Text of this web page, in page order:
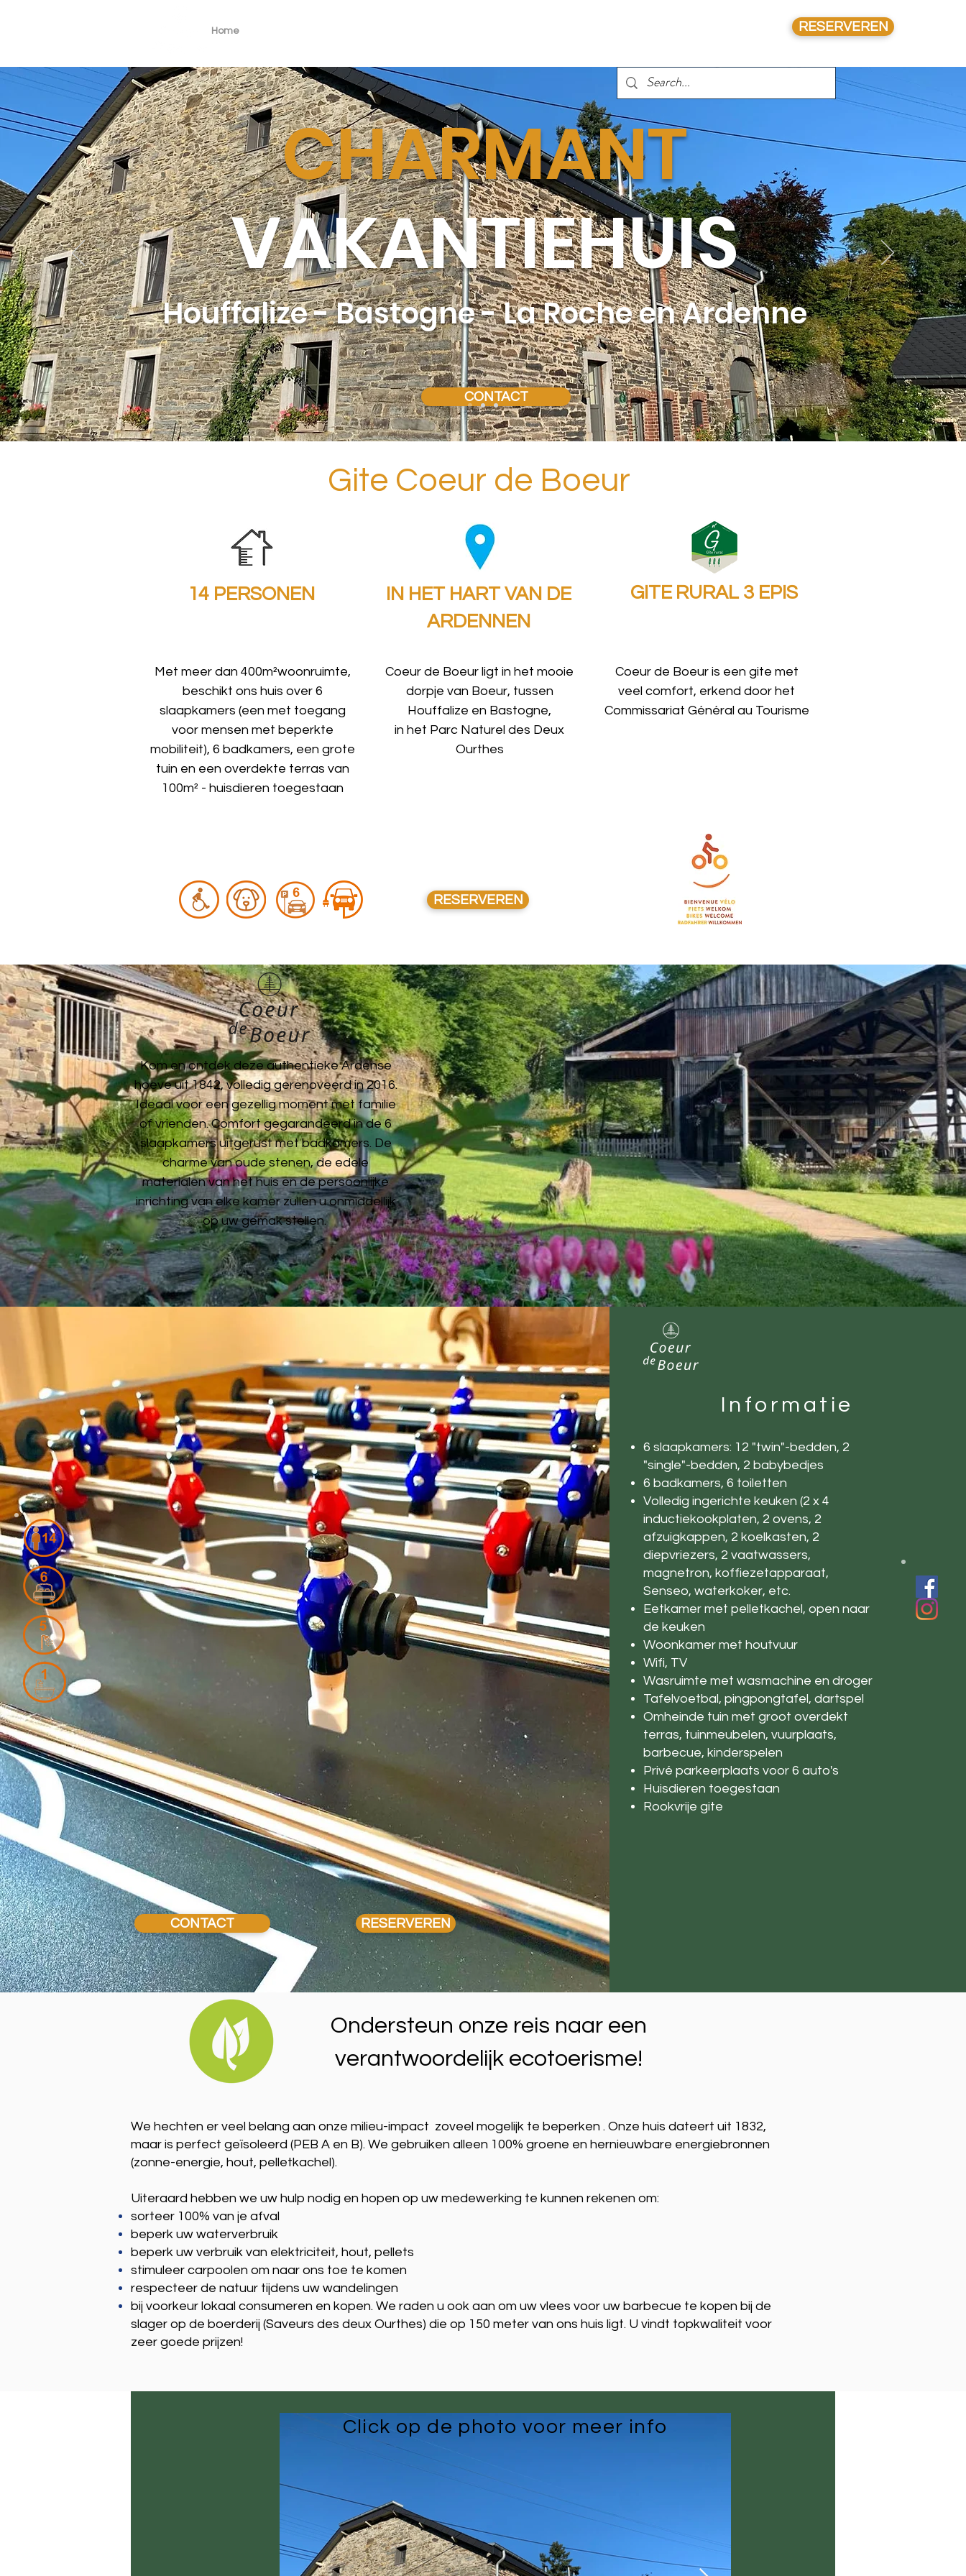
Home RESERVEREN
CHARMANT
VAKANTIEHUIS
Houffalize - Bastogne - La Roche en Ardenne
CONTACT
Gite Coeur de Boeur
14 PERSONEN
Met meer dan 400m²woonruimte,
beschikt ons huis over 6
slaapkamers (een met toegang
voor mensen met beperkte
mobiliteit), 6 badkamers, een grote
tuin en een overdekte terras van
100m² - huisdieren toegestaan
IN HET HART VAN DE
ARDENNEN
Coeur de Boeur ligt in het mooie
dorpje van Boeur, tussen
Houffalize en Bastogne,
in het Parc Naturel des Deux
Ourthes
RESERVEREN
GITE RURAL 3 EPIS
Coeur de Boeur is een gite met
veel comfort, erkend door het
Commissariat Général au Tourisme
Kom en ontdek deze authentieke Ardense
hoeve uit 1842, volledig gerenoveerd in 2016.
Ideaal voor een gezellig moment met familie
of vrienden. Comfort gegarandeerd in de 6
slaapkamers uitgerust met badkamers. De
charme van oude stenen, de edele
materialen van het huis en de persoonlijke
inrichting van elke kamer zullen u onmiddellijk
op uw gemak stellen.
.
CONTACT RESERVEREN
Informatie
6 slaapkamers: 12 "twin"-bedden, 2
"single"-bedden, 2 babybedjes
6 badkamers, 6 toiletten
Volledig ingerichte keuken (2 x 4
inductiekookplaten, 2 ovens, 2
afzuigkappen, 2 koelkasten, 2
diepvriezers, 2 vaatwassers,
magnetron, koffiezetapparaat,
Senseo, waterkoker, etc.
Eetkamer met pelletkachel, open naar
de keuken
Woonkamer met houtvuur
Wifi, TV
Wasruimte met wasmachine en droger
Tafelvoetbal, pingpongtafel, dartspel
Omheinde tuin met groot overdekt
terras, tuinmeubelen, vuurplaats,
barbecue, kinderspelen
Privé parkeerplaats voor 6 auto's
Huisdieren toegestaan
Rookvrije gite
Ondersteun onze reis naar een
verantwoordelijk ecotoerisme!
We hechten er veel belang aan onze milieu-impact zoveel mogelijk te beperken . Onze huis dateert uit 1832,
maar is perfect geïsoleerd (PEB A en B). We gebruiken alleen 100% groene en hernieuwbare energiebronnen
(zonne-energie, hout, pelletkachel).
Uiteraard hebben we uw hulp nodig en hopen op uw medewerking te kunnen rekenen om:
sorteer 100% van je afval
beperk uw waterverbruik
beperk uw verbruik van elektriciteit, hout, pellets
stimuleer carpoolen om naar ons toe te komen
respecteer de natuur tijdens uw wandelingen
bij voorkeur lokaal consumeren en kopen. We raden u ook aan om uw vlees voor uw barbecue te kopen bij de
slager op de boerderij (Saveurs des deux Ourthes) die op 150 meter van ons huis ligt. U vindt topkwaliteit voor
zeer goede prijzen!
Click op de photo voor meer info